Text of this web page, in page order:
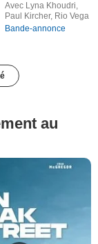
Avec Lyna Khoudri,
Paul Kircher, Rio Vega
Bande-annonce
au